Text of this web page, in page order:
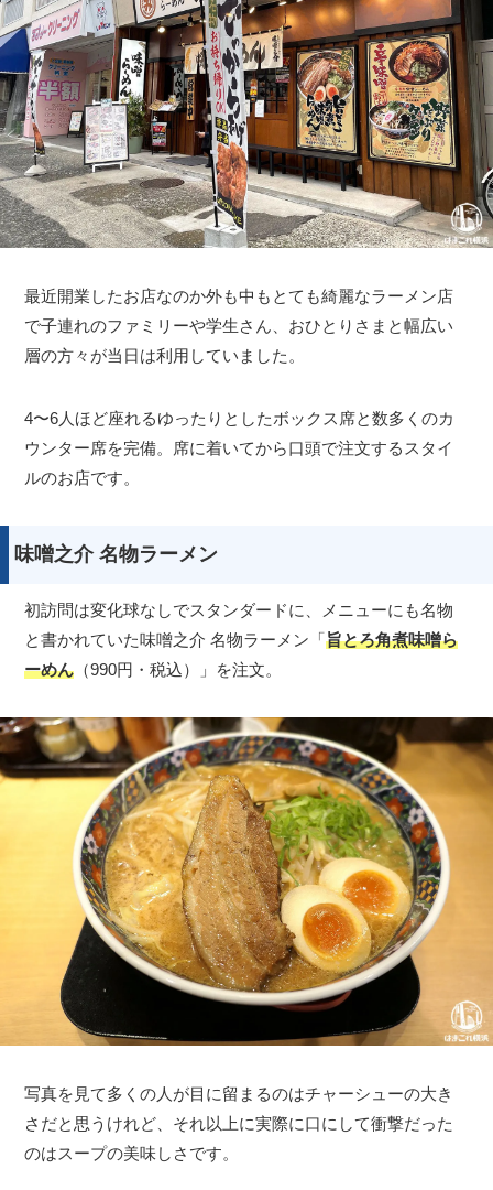
最近開業したお店なのか外も中もとても綺麗なラーメン店
で子連れのファミリーや学生さん、おひとりさまと幅広い
層の方々が当日は利用していました。
4〜6人ほど座れるゆったりとしたボックス席と数多くのカ
ウンター席を完備。席に着いてから口頭で注文するスタイ
ルのお店です。
味噌之介 名物ラーメン
初訪問は変化球なしでスタンダードに、メニューにも名物
と書かれていた味噌之介 名物ラーメン「旨とろ角煮味噌ら
ーめん （990円・税込）」を注文。
写真を見て多くの人が目に留まるのはチャーシューの大き
さだと思うけれど、それ以上に実際に口にして衝撃だった
のはスープの美味しさです。